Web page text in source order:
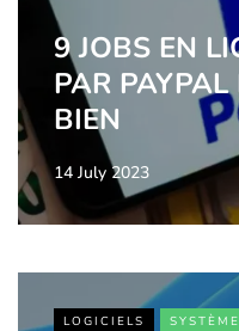
9 JOBS EN
PAR
BIEN
14 July 2023
LOGICIELS